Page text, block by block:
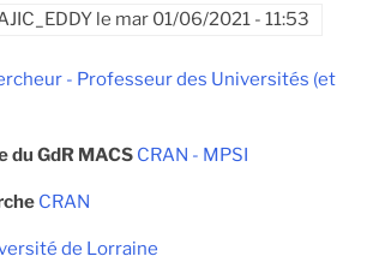
le mar 01/06/2021 - 11:53
- Professeur des Universités (et
du GdR MACS CRAN - MPSI
CRAN
de Lorraine